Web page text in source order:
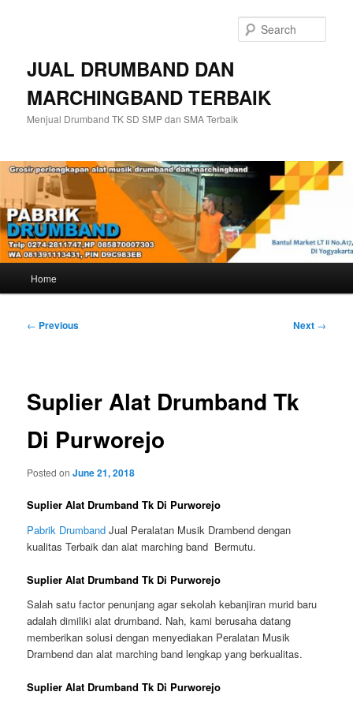
JUAL DRUMBAND DAN
MARCHINGBAND TERBAIK
Menjual Drumband TK SD SMP dan SMA Terbaik
Home
Post
← Previous Next →
Suplier Alat Drumband Tk
Di Purworejo
Posted onJune 21, 2018
Suplier Alat Drumband Tk Di Purworejo
Pabrik Drumband Jual Peralatan Musik Drambend dengan
kualitas Terbaik dan alat marching band Bermutu.
Suplier Alat Drumband Tk Di Purworejo
Salah satu factor penunjang agar sekolah kebanjiran murid baru
adalah dimiliki alat drumband. Nah, kami berusaha datang
memberikan solusi dengan menyediakan Peralatan Musik
Drambend dan alat marching band lengkap yang berkualitas.
Suplier Alat Drumband Tk Di Purworejo